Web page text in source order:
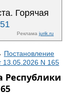
Горячая
Реклама jurik.ru
Постановление
13.05.2026 N 165
Республики